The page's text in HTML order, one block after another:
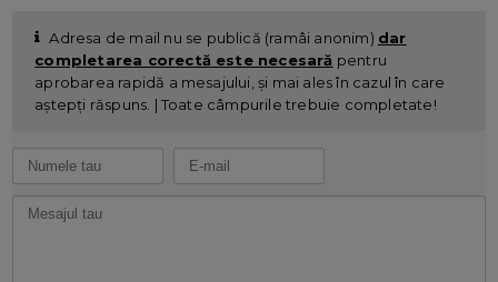
Adresa de mail nu se publică (ramâi anonim) dar
completarea corectă este necesară pentru
aprobarea rapidă a mesajului, și mai ales în cazul în care
aștepți răspuns. | Toate câmpurile trebuie completate!